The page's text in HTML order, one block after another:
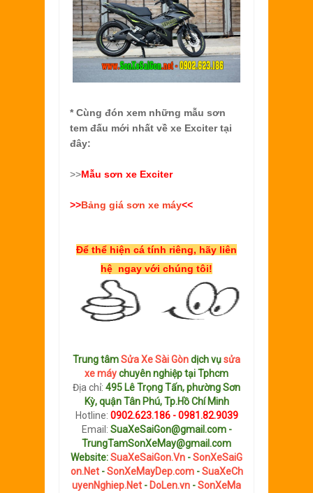
* Cùng đón xem những mẫu sơn
tem đấu mới nhất về xe Exciter tại
đây:
>>Mẫu sơn xe Exciter
>>Bảng giá sơn xe máy<<
Để thể hiện cá tính riêng, hãy liên
hệ ngay với chúng tôi!
Trung tâmSửa Xe Sài Gòndịch vụsửa
xe máychuyên nghiệp tại Tphcm
Địa chỉ: 495 Lê Trọng Tấn, phường Sơn
Kỳ, quận Tân Phú, Tp.Hồ Chí Minh
Hotline: 0902.623.186 - 0981.82.9039
Email: SuaXeSaiGon@gmail.com -
TrungTamSonXeMay@gmail.com
Website:SuaXeSaiGon.Vn -SonXeSaiG
on.Net-SonXeMayDep.com-SuaXeCh
uyenNghiep.Net - DoLen.vn -SonXeMa